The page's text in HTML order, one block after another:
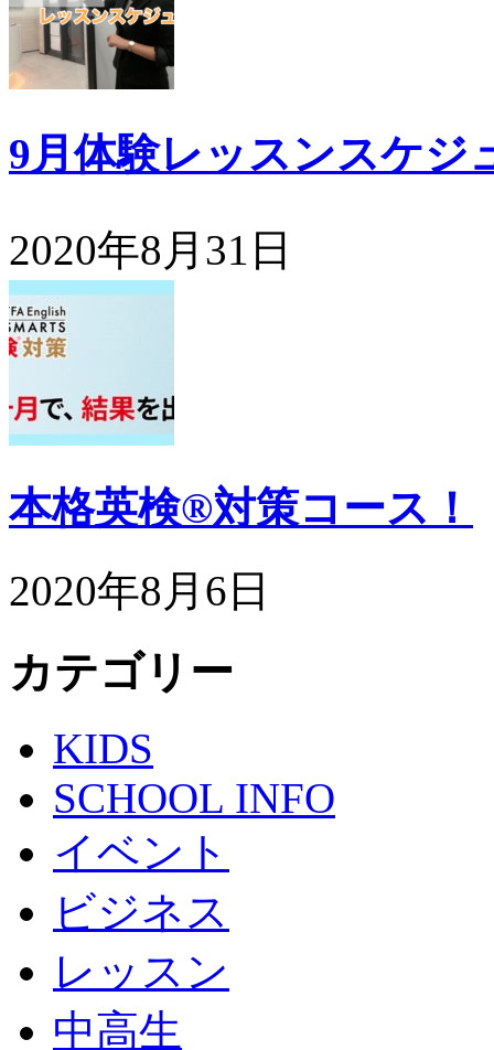
9月体験レッスンスケジ
2020年8月31日
本格英検®対策コース！
2020年8月6日
カテゴリー
KIDS
SCHOOL INFO
イベント
ビジネス
レッスン
中高生